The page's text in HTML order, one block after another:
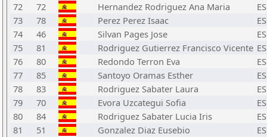
72
72 Hernandez Rodriguez Ana Maria
73
78 Perez Perez Isaac
74
46 Silvan Pages Jose
75
81 Rodriguez Gutierrez Francisco Vicente
76
80 Redondo Terron Eva
77
85 Santoyo Oramas Esther
78
83 Rodriguez Sabater Laura
79
70 Evora Uzcategui Sofia
80
84 Rodriguez Sabater Lucia Iris
81
51 Gonzalez Diaz Eusebio